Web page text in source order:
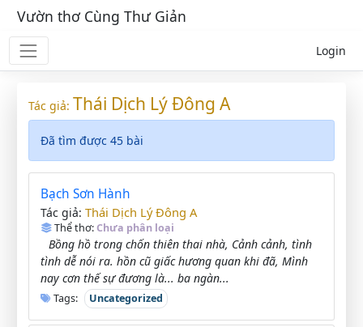
Vườn thơ Cùng Thư Giản
Login
Tác giả: Thái Dịch Lý Đông A
Đã tìm được 45 bài
Bạch Sơn Hành
Tác giả: Thái Dịch Lý Đông A
Thể thơ:Chưa phân loại
Bồng hồ trong chốn thiên thai nhà, Cảnh cảnh, tình
tình dễ nói ra. hồn cũ giấc hương quan khi đã, Mình
nay cơn thế sự đương là... ba ngàn...
Tags: Uncategorized